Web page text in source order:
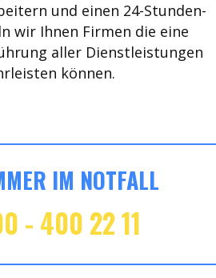
und einen 24-Stunden-
wir Ihnen Firmen die eine
aller Dienstleistungen
können.
IM NOTFALL
- 400 22 11